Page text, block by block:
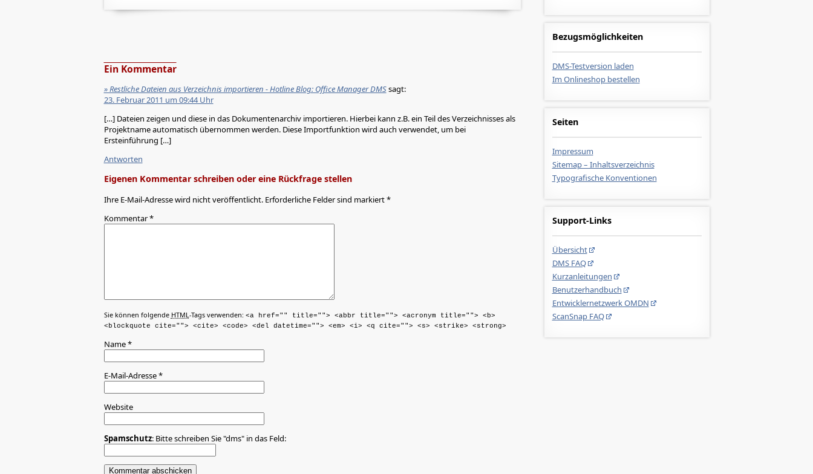
Bezugsmöglichkeiten
DMS-Testversion laden
Im Onlineshop bestellen
Seiten
Impressum
Sitemap – Inhaltsverzeichnis
Typografische Konventionen
Support-Links
Übersicht
DMS FAQ
Kurzanleitungen
Benutzerhandbuch
Entwicklernetzwerk OMDN
ScanSnap FAQ
Ein Kommentar
» Restliche Dateien aus Verzeichnis importieren - Hotline Blog: Office Manager DMSsagt:
23. Februar 2011 um 09:44 Uhr
[…] Dateien zeigen und diese in das Dokumentenarchiv importieren. Hierbei kann z.B. ein Teil des Verzeichnisses als
Projektname automatisch übernommen werden. Diese Importfunktion wird auch verwendet, um bei
Ersteinführung […]
Antworten
Eigenen Kommentar schreiben oder eine Rückfrage stellen
Ihre E-Mail-Adresse wird nicht veröffentlicht. Erforderliche Felder sind markiert *
Kommentar*
Sie können folgende HTML -Tags verwenden: <a href="" title=""> <abbr title=""> <acronym title=""> <b>
<blockquote cite=""> <cite> <code> <del datetime=""> <em> <i> <q cite=""> <s> <strike> <strong>
Name*
E-Mail-Adresse*
Website
Spamschutz: Bitte schreiben Sie "dms" in das Feld: